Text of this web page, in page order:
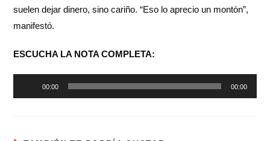
suelen dejar dinero, sino cariño. “Eso lo aprecio un montón”,
manifestó.
ESCUCHA LA NOTA COMPLETA:
de
00:00 00:00